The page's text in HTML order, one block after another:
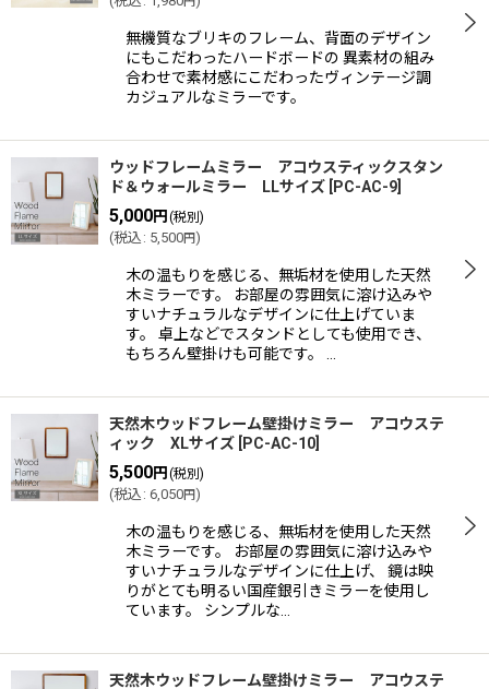
無機質なブリキのフレーム、背面のデザイン
にもこだわったハードボードの 異素材の組み
合わせで素材感にこだわったヴィンテージ調
カジュアルなミラーです。
ウッドフレームミラー アコウスティックスタン
ド＆ウォールミラー LLサイズ
PC-AC-9
5,000円 (税別)
(税込 : 5,500円)
木の温もりを感じる、無垢材を使用した天然
木ミラーです。 お部屋の雰囲気に溶け込みや
すいナチュラルなデザインに仕上げていま
す。 卓上などでスタンドとしても使用でき、
もちろん壁掛けも可能です。 …
天然木ウッドフレーム壁掛けミラー アコウステ
ィック XLサイズ
PC-AC-10
5,500円 (税別)
(税込 : 6,050円)
木の温もりを感じる、無垢材を使用した天然
木ミラーです。 お部屋の雰囲気に溶け込みや
すいナチュラルなデザインに仕上げ、 鏡は映
りがとても明るい国産銀引きミラーを使用し
ています。 シンプルな…
天然木ウッドフレーム壁掛けミラー アコウステ